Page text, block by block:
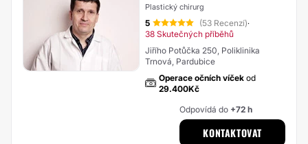
Plastický chirurg
5 (53 Recenzí)·
38 Skutečných příběhů
Jiřího Potůčka 250, Poliklinika
Trnová, Pardubice
Operace očních víček od
29.400Kč
Odpovídá do +72 h
KONTAKTOVAT